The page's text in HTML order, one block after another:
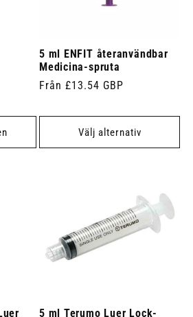
5 ml ENFIT återanvändbar
Medicina-spruta
Ordinarie
Från £13.54 GBP
Välj alternativ
5 ml Terumo Luer Lock-